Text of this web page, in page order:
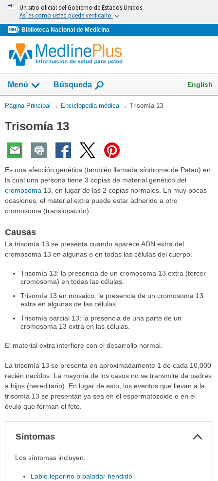
Omita
vaya
al
Contenido
Un sitio oficial del Gobierno de Estados Unidos
Así es como usted puede verificarlo
Biblioteca Nacional de Medicina
Menú Búsqueda English
Usted
aquí:
Página Principal → Enciclopedia médica → Trisomía 13
Trisomía 13
Es una afección genética (también llamada síndrome de Patau) en
la cual una persona tiene 3 copias de material genético del
cromosoma 13, en lugar de las 2 copias normales. En muy pocas
ocasiones, el material extra puede estar adherido a otro
cromosoma (translocación).
Causas
La trisomía 13 se presenta cuando aparece ADN extra del
cromosoma 13 en algunas o en todas las células del cuerpo.
Trisomía 13: la presencia de un cromosoma 13 extra (tercer
cromosoma) en todas las células.
Trisomía 13 en mosaico: la presencia de un cromosoma 13
extra en algunas de las células.
Trisomía parcial 13: la presencia de una parte de un
cromosoma 13 extra en las células.
El material extra interfiere con el desarrollo normal.
La trisomía 13 se presenta en aproximadamente 1 de cada 10,000
recién nacidos. La mayoría de los casos no se transmite de padres
a hijos (hereditario). En lugar de esto, los eventos que llevan a la
trisomía 13 se presentan ya sea en el espermatozoide o en el
óvulo que forman el feto.
Síntomas
Síntomas
Los síntomas incluyen:
Labio leporino o paladar hendido